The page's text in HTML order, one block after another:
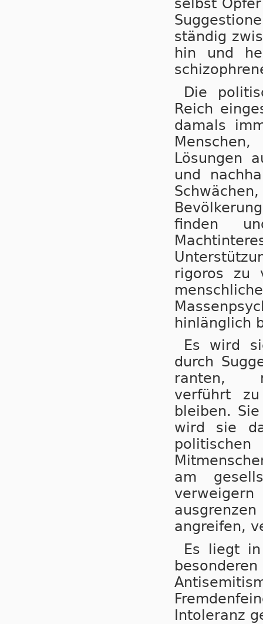
selbst
ständig
hin und
Die
Reich
damals
Lösungen
und
finden
rigoros zu
hinlänglich
Es wird
durch
ran­ten,
verführt
bleiben.
wird sie
am
angreifen,
Es liegt
Intoleranz